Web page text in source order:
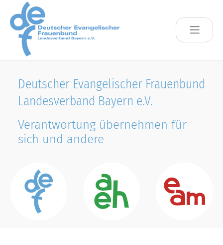
Skip to main content
Deutscher Evangelischer Frauenbund
Landesverband Bayern e.V.
Verantwortung übernehmen für
sich und andere